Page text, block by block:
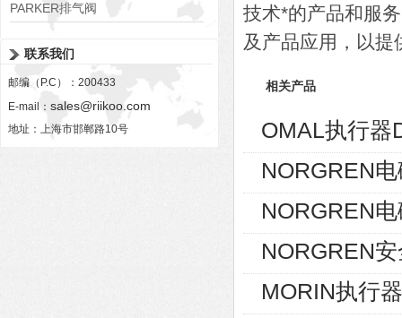
PARKER排气阀
联系我们
邮编（P.C）：200433
E-mail： sales@riikoo.com
地址：上海市邯郸路10号
技术*的产品和服
及产品应用，以提
相关产品
OMAL执行器
NORGREN
NORGREN
NORGREN
MORIN执行